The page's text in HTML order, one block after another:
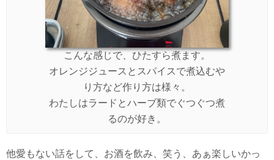
こんな感じで、ひたすら煮ます。
オレンジジュースとスパイスで煮込むや
り方など作り方は様々。
わたしはラードとハーブ類でぐつぐつ煮
るのが好き。
他愛もない話をして、お酒を飲み、笑う、あぁ楽しいかっ